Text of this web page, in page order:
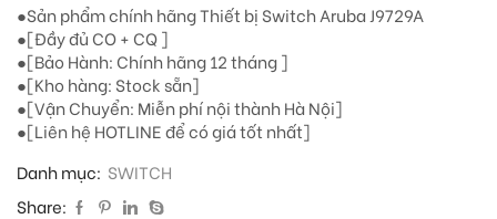
●Sản phẩm chính hãng Thiết bị Switch Aruba J9729A
●[Đầy đủ CO + CQ ]
●[Bảo Hành: Chính hãng 12 tháng ]
●[Kho hàng: Stock sẵn]
●[Vận Chuyển: Miễn phí nội thành Hà Nội]
●[Liên hệ HOTLINE để có giá tốt nhất]
Danh mục: SWITCH
Share: